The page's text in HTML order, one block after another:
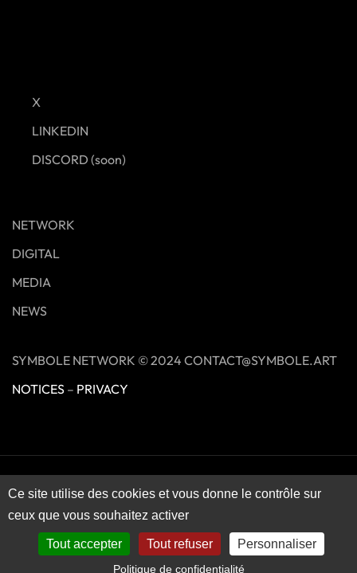
X
LINKEDIN
DISCORD (soon)
NETWORK
DIGITAL
MEDIA
NEWS
SYMBOLE NETWORK © 2024 CONTACT@SYMBOLE.ART
NOTICES – PRIVACY
Ce site utilise des cookies et vous donne le contrôle sur
ceux que vous souhaitez activer
Tout accepter Tout refuser Personnaliser
Politique de confidentialité